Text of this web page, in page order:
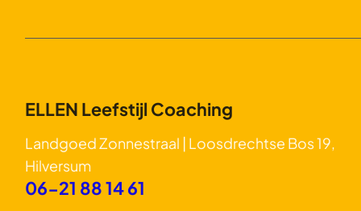
ELLEN Leefstijl Coaching
Landgoed Zonnestraal | Loosdrechtse Bos 19,
Hilversum
06-21 88 14 61